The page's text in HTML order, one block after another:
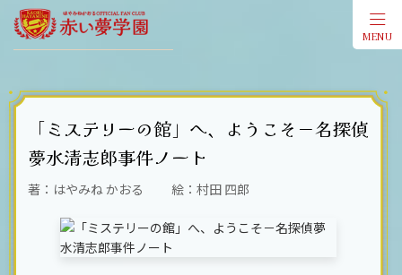
MENU
会員登録
「ミステリーの館」へ、ようこそ－名探偵
夢水清志郎事件ノート
著：はやみね かおる 絵：村田 四郎